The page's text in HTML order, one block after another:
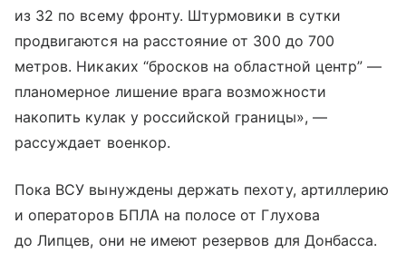
из 32 по всему фронту. Штурмовики в сутки
продвигаются на расстояние от 300 до 700
метров. Никаких “бросков на областной центр” —
планомерное лишение врага возможности
накопить кулак у российской границы», —
рассуждает военкор.
Пока ВСУ вынуждены держать пехоту, артиллерию
и операторов БПЛА на полосе от Глухова
до Липцев, они не имеют резервов для Донбасса.